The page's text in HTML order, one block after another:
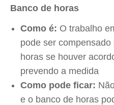
Banco de horas
Como é: O trabalho
pode ser
horas se houver
prevendo a medida
Como pode ficar:
e o banco de horas